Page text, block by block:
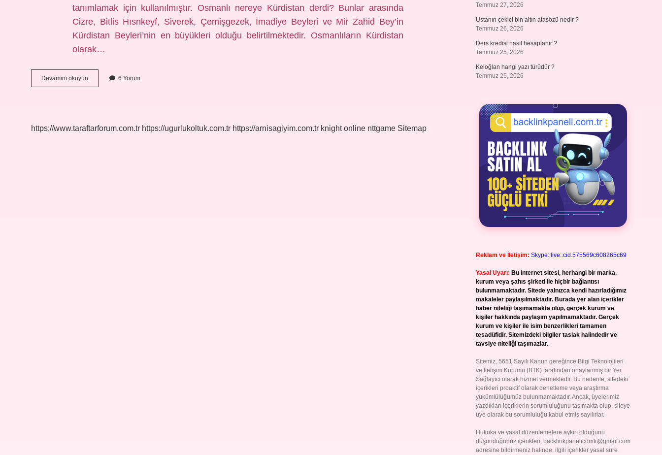
tanımlamak için kullanılmıştır. Osmanlı nereye Kürdistan derdi? Bunlar arasında
Cizre, Bitlis Hısnkeyf, Siverek, Çemişgezek, İmadiye Beyleri ve Mir Zahid Bey’in
Kürdistan Beyleri’nin en büyükleri olduğu belirtilmektedir. Osmanlıların Kürdistan
olarak…
Devamını okuyun Kürdistan
Ismi
6 Yorum
https://www.taraftarforum.com.tr https://ugurlukoltuk.com.tr https://arnisagiyim.com.tr knight online nttgame Sitemap
Temmuz 27, 2026
Ustanın çekici bin altın atasözü nedir ?
Temmuz 26, 2026
Ders kredisi nasıl hesaplanır ?
Temmuz 25, 2026
Keloğlan hangi yazı türüdür ?
Temmuz 25, 2026
Reklam ve İletişim: Skype: live:.cid.575569c608265c69
Yasal Uyarı: Bu internet sitesi, herhangi bir marka,
kurum veya şahıs şirketi ile hiçbir bağlantısı
bulunmamaktadır. Sitede yalnızca kendi hazırladığımız
makaleler paylaşılmaktadır. Burada yer alan içerikler
haber niteliği taşımamakta olup, gerçek kurum ve
kişiler hakkında paylaşım yapılmamaktadır. Gerçek
kurum ve kişiler ile isim benzerlikleri tamamen
tesadüfidir. Sitemizdeki bilgiler taslak halindedir ve
tavsiye niteliği taşımazlar.
Sitemiz, 5651 Sayılı Kanun gereğince Bilgi Teknolojileri
ve İletişim Kurumu (BTK) tarafından onaylanmış bir Yer
Sağlayıcı olarak hizmet vermektedir. Bu nedenle, sitedeki
içerikleri proaktif olarak denetleme veya araştırma
yükümlülüğümüz bulunmamaktadır. Ancak, üyelerimiz
yazdıkları içeriklerin sorumluluğunu taşımakta olup, siteye
üye olarak bu sorumluluğu kabul etmiş sayılırlar.
Hukuka ve yasal düzenlemelere aykırı olduğunu
düşündüğünüz içerikleri, backlinkpanelicomtr@gmail.com
adresine bildirmeniz halinde, ilgili içerikler yasal süre